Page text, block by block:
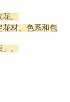
。
花材、色系和包
。